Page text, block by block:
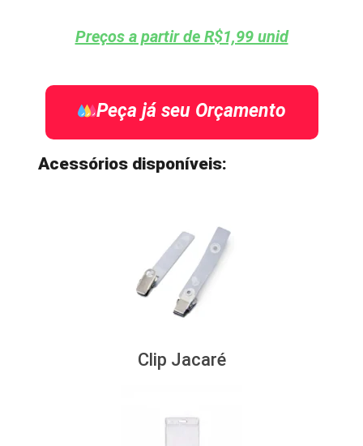
Preços a partir de R$1,99 unid
Peça já seu Orçamento
Acessórios disponíveis:
Clip Jacaré